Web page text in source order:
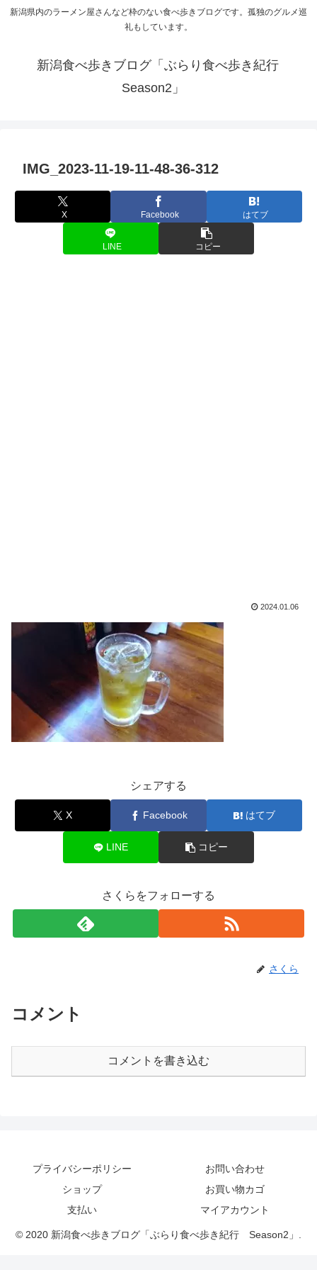
新潟県内のラーメン屋さんなど枠のない食べ歩きブログです。孤独のグルメ巡
礼もしています。
新潟食べ歩きブログ「ぶらり食べ歩き紀行
Season2」
IMG_2023-11-19-11-48-36-312
X Facebook はてブ
LINE コピー
2024.01.06
シェアする
X Facebook はてブ
LINE コピー
さくらをフォローする
さくら
コメント
コメントを書き込む
プライバシーポリシー
お問い合わせ
ショップ
お買い物カゴ
支払い
マイアカウント
© 2020 新潟食べ歩きブログ「ぶらり食べ歩き紀行 Season2」.